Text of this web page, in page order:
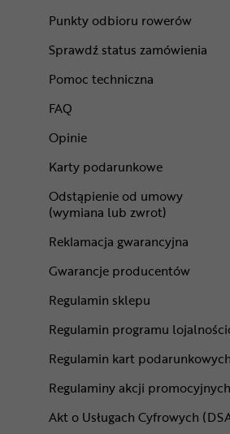
Punkty odbioru rowerów
Sprawdź status zamówienia
Pomoc techniczna
FAQ
Opinie
Karty podarunkowe
Odstąpienie od umowy
(wymiana lub zwrot)
Reklamacja gwarancyjna
Gwarancje producentów
Regulamin sklepu
Regulamin programu
Regulamin kart podarunkowych
Regulaminy akcji promocyjnych
Akt o Usługach Cyfrowych